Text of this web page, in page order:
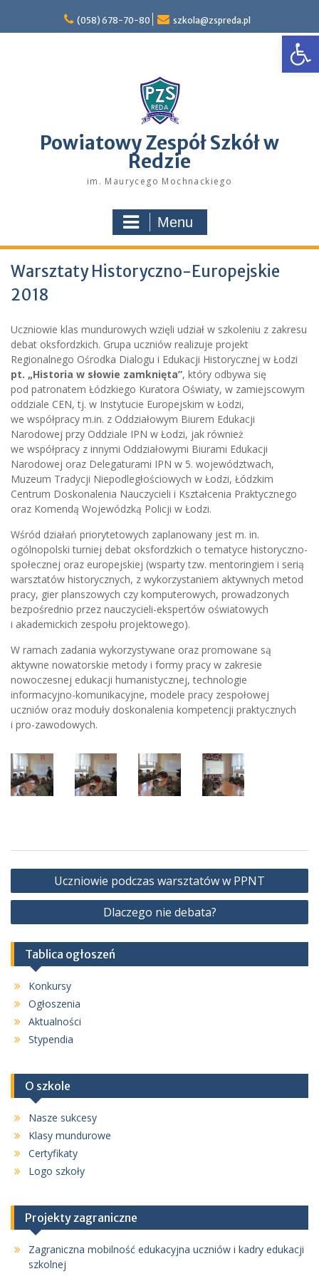
content
(058) 678-70-80 szkola@zspreda.pl
Powiatowy Zespół Szkół w
Redzie
im. Maurycego Mochnackiego
Menu
Warsztaty Historyczno-Europejskie
2018
Uczniowie klas mundurowych wzięli udział w szkoleniu z zakresu
debat oksfordzkich. Grupa uczniów realizuje projekt
Regionalnego Ośrodka Dialogu i Edukacji Historycznej w Łodzi
pt. „Historia w słowie zamknięta”, który odbywa się
pod patronatem Łódzkiego Kuratora Oświaty, w zamiejscowym
oddziale CEN, tj. w Instytucie Europejskim w Łodzi,
we współpracy m.in. z Oddziałowym Biurem Edukacji
Narodowej przy Oddziale IPN w Łodzi, jak również
we współpracy z innymi Oddziałowymi Biurami Edukacji
Narodowej oraz Delegaturami IPN w 5. województwach,
Muzeum Tradycji Niepodległościowych w Łodzi, Łódzkim
Centrum Doskonalenia Nauczycieli i Kształcenia Praktycznego
oraz Komendą Wojewódzką Policji w Łodzi.
Wśród działań priorytetowych zaplanowany jest m. in.
ogólnopolski turniej debat oksfordzkich o tematyce historyczno-
społecznej oraz europejskiej (wsparty tzw. mentoringiem i serią
warsztatów historycznych, z wykorzystaniem aktywnych metod
pracy, gier planszowych czy komputerowych, prowadzonych
bezpośrednio przez nauczycieli-ekspertów oświatowych
i akademickich zespołu projektowego).
W ramach zadania wykorzystywane oraz promowane są
aktywne nowatorskie metody i formy pracy w zakresie
nowoczesnej edukacji humanistycznej, technologie
informacyjno-komunikacyjne, modele pracy zespołowej
uczniów oraz moduły doskonalenia kompetencji praktycznych
i pro-zawodowych.
Nawigacja
wpisu
Uczniowie podczas warsztatów w PPNT
Dlaczego nie debata?
Tablica ogłoszeń
Konkursy
Ogłoszenia
Aktualności
Stypendia
O szkole
Nasze sukcesy
Klasy mundurowe
Certyfikaty
Logo szkoły
Projekty zagraniczne
Zagraniczna mobilność edukacyjna uczniów i kadry edukacji
szkolnej